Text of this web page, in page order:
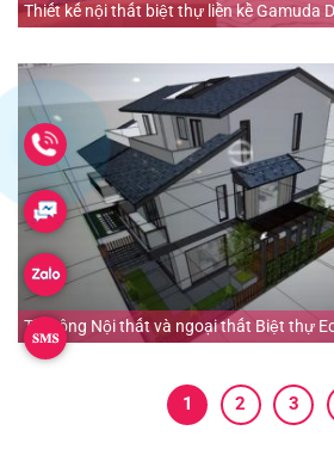
Thiết kế nội thất biệt thự liền kề Gamuda
Thi công Nội thất và ngoại thất Biệt thự
1 2 3